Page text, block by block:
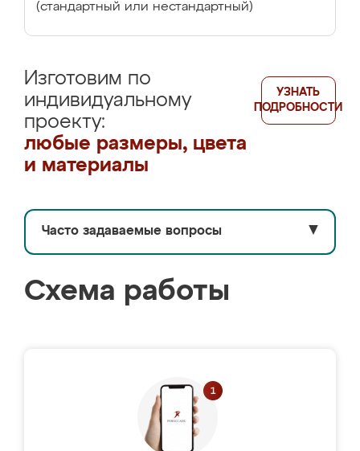
(стандартный или нестандартный)
Изготовим по
индивидуальному
проекту:
любые размеры, цвета
и материалы
УЗНАТЬ
ПОДРОБНОСТИ
Часто задаваемые вопросы ▼
Схема работы